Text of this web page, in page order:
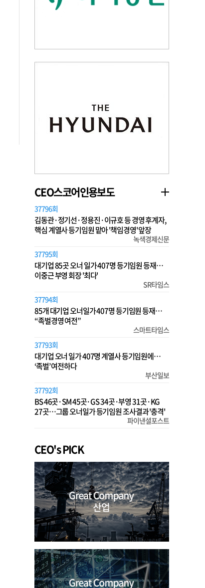
CEO스코어인용보도
37796회
김동관·정기선·정용진·이규호 등 경영 후계자,
핵심 계열사 등기임원 맡아 '책임경영' 앞장
녹색경제신문
37795회
대기업 85곳 오너 일가 407명 등기임원 등재…
이중근 부영 회장 '최다'
SR타임스
37794회
85개 대기업 오너일가 407명 등기임원 등재…
“족벌경영 여전”
스마트타임스
37793회
대기업 오너 일가 407명 계열사 등기임원에…
‘족벌’ 여전하다
부산일보
37792회
BS 46곳·SM 45곳·GS 34곳·부영 31곳·KG
27곳…그룹 오너일가 등기임원 조사결과 '충격'
파이낸셜포스트
CEO's PICK